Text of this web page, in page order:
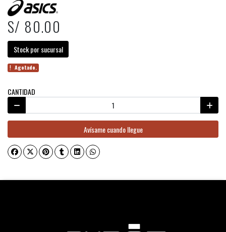
S/ 80.00
Stock por sucursal
Agotado.
CANTIDAD
Avísame cuando llegue